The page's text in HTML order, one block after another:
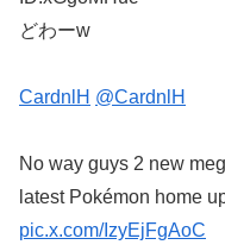
どわーw
CardnlH @CardnlH
No way guys 2 new
latest Pokémon home
pic.x.com/IzyEjFgAoC